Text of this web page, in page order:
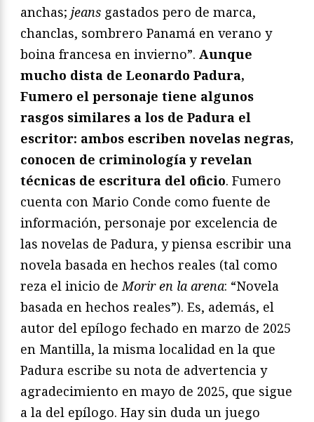
anchas; jeans gastados pero de marca,
chanclas, sombrero Panamá en verano y
boina francesa en invierno”. Aunque
mucho dista de Leonardo Padura,
Fumero el personaje tiene algunos
rasgos similares a los de Padura el
escritor: ambos escriben novelas negras,
conocen de criminología y revelan
técnicas de escritura del oficio. Fumero
cuenta con Mario Conde como fuente de
información, personaje por excelencia de
las novelas de Padura, y piensa escribir una
novela basada en hechos reales (tal como
reza el inicio de Morir en la arena: “Novela
basada en hechos reales”). Es, además, el
autor del epílogo fechado en marzo de 2025
en Mantilla, la misma localidad en la que
Padura escribe su nota de advertencia y
agradecimiento en mayo de 2025, que sigue
a la del epílogo. Hay sin duda un juego